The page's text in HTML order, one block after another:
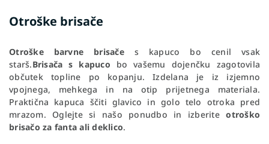
Otroške brisače
Otroške barvne brisačes kapuco bo cenil vsak
starš.Brisača s kapuco bo vašemu dojenčku zagotovila
občutek topline po kopanju. Izdelana je iz izjemno
vpojnega, mehkega in na otip prijetnega materiala.
Praktična kapuca ščiti glavico in golo telo otroka pred
mrazom. Oglejte si našo ponudbo in izberiteotroško
brisačo za fanta ali deklico.